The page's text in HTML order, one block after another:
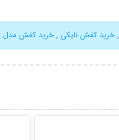
,خرید کفش نایکی ,خرید کفش مدل Airmax